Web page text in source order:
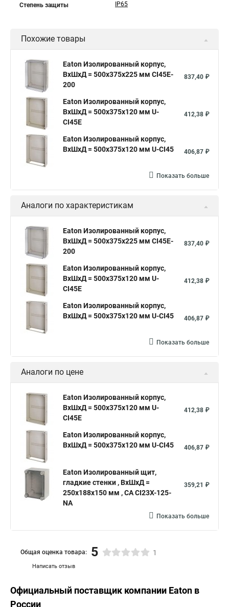
Степень защиты IP65
Похожие товары
Eaton Изолированный корпус,
ВхШхД = 500x375x225 мм CI45E-
200
837,40 ₽
Eaton Изолированный корпус,
ВхШхД = 500x375x120 мм U-
CI45E
412,38 ₽
Eaton Изолированный корпус,
ВхШхД = 500x375x120 мм U-CI45
406,87 ₽
Показать больше
Аналоги по характеристикам
Eaton Изолированный корпус,
ВхШхД = 500x375x225 мм CI45E-
200
837,40 ₽
Eaton Изолированный корпус,
ВхШхД = 500x375x120 мм U-
CI45E
412,38 ₽
Eaton Изолированный корпус,
ВхШхД = 500x375x120 мм U-CI45
406,87 ₽
Показать больше
Аналоги по цене
Eaton Изолированный корпус,
ВхШхД = 500x375x120 мм U-
CI45E
412,38 ₽
Eaton Изолированный корпус,
ВхШхД = 500x375x120 мм U-CI45
406,87 ₽
Eaton Изолированный щит,
гладкие стенки , ВхШхД =
250x188x150 мм , СА CI23X-125-
NA
359,21 ₽
Показать больше
Написать отзыв
Общая оценка товара: 5 1
Официальный поставщик компании Eaton в
России